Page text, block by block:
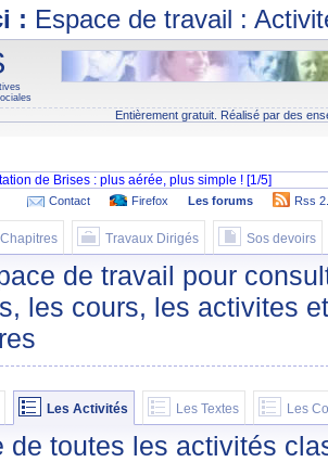
: Espace de travail :
Entièrement gratuit. Réalisé par des
Contact Firefox Les forums Rss
Chapitres Travaux Dirigés Sos devoirs
de travail pour
les cours, les activites
Les Activités Les Textes Les
de toutes les activités